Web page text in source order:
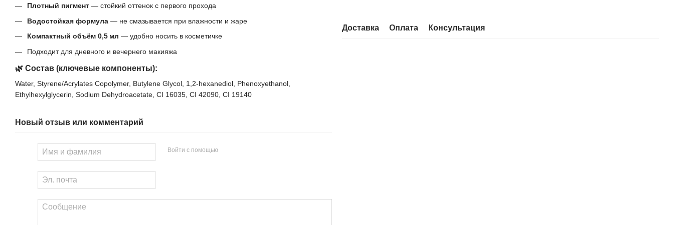
Плотный пигмент — стойкий оттенок с первого прохода
Водостойкая формула — не смазывается при влажности и жаре
Компактный объём 0,5 мл — удобно носить в косметичке
Подходит для дневного и вечернего макияжа
🌿 Состав (ключевые компоненты):
Water, Styrene/Acrylates Copolymer, Butylene Glycol, 1,2‑hexanediol, Phenoxyethanol,
Ethylhexylglycerin, Sodium Dehydroacetate, CI 16035, CI 42090, CI 19140
Новый отзыв или комментарий
Войти с помощью
Доставка Оплата Консультация